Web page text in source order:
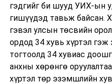
гэдгийг би шууд УИХ-ын
гишүүдэд тавьж байсан.
гэвэл улсын төсвийн
ордод 34 хувь хүртэл гэж
тогтоолд 34 хувиас
анхны хөрөнгө
хүртэл төр эзэмшлийн